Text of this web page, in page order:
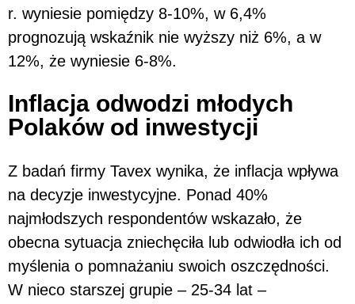
r. wyniesie pomiędzy 8-10%, w 6,4%
prognozują wskaźnik nie wyższy niż 6%, a w
12%, że wyniesie 6-8%.
Inflacja odwodzi młodych
Polaków od inwestycji
Z badań firmy Tavex wynika, że inflacja wpływa
na decyzje inwestycyjne. Ponad 40%
najmłodszych respondentów wskazało, że
obecna sytuacja zniechęciła lub odwiodła ich od
myślenia o pomnażaniu swoich oszczędności.
W nieco starszej grupie – 25-34 lat –